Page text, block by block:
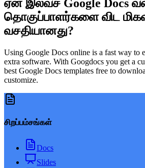
ஏன் இலவச Google Docs
தொகுப்பாளர்களை விட
வசதியானது?
Using Google Docs online is a fast way to
extra software. With Googdocs you get a
best Google Docs templates free to
customize.
சிறப்பம்சங்கள்
Docs
Slides